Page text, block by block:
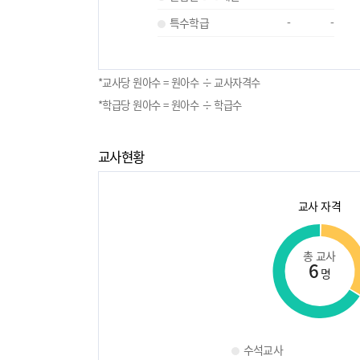
특수학급
- -
*교사당 원아수 = 원아수 ÷ 교사자격수
*학급당 원아수 = 원아수 ÷ 학급수
교사현황
교사 자격
총 교사
6 명
수석교사